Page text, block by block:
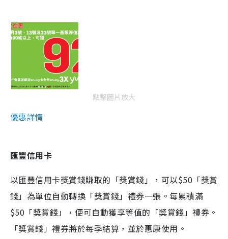
點擊圖片放大
優惠詳情
匯豐信用卡
以匯豐信用卡獎賞錢賺取的「獎賞錢」，可以$50「獎賞
錢」為單位自動轉換「獎賞錢」禮券一張。每累積滿
$50「獎賞錢」，便可自動獲享等值的「獎賞錢」禮券。
「獎賞錢」禮券將於每季結算，並於惠康使用。